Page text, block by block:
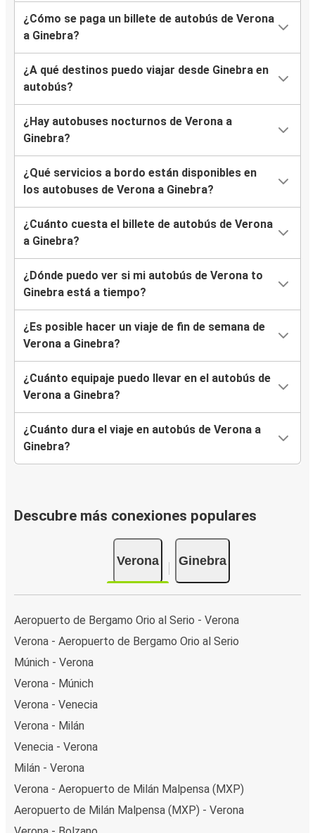
¿Cómo se paga un billete de autobús de Verona
a Ginebra?
¿A qué destinos puedo viajar desde Ginebra en
autobús?
¿Hay autobuses nocturnos de Verona a
Ginebra?
¿Qué servicios a bordo están disponibles en
los autobuses de Verona a Ginebra?
¿Cuánto cuesta el billete de autobús de Verona
a Ginebra?
¿Dónde puedo ver si mi autobús de Verona to
Ginebra está a tiempo?
¿Es posible hacer un viaje de fin de semana de
Verona a Ginebra?
¿Cuánto equipaje puedo llevar en el autobús de
Verona a Ginebra?
¿Cuánto dura el viaje en autobús de Verona a
Ginebra?
Descubre más conexiones populares
Verona Ginebra
Aeropuerto de Bergamo Orio al Serio - Verona
Verona - Aeropuerto de Bergamo Orio al Serio
Múnich - Verona
Verona - Múnich
Verona - Venecia
Verona - Milán
Venecia - Verona
Milán - Verona
Verona - Aeropuerto de Milán Malpensa (MXP)
Aeropuerto de Milán Malpensa (MXP) - Verona